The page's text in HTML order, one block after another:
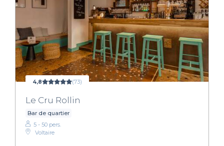
4,8 (73)
Le Cru Rollin
Bar de quartier
5 - 50 pers.
Voltaire